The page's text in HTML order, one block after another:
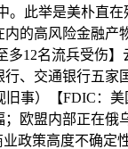
。此举是美朴直
的高风险金融
12名流兵受伤
、交通银行五家
事）【FDIC：
欧盟内部正在
政策高度不确